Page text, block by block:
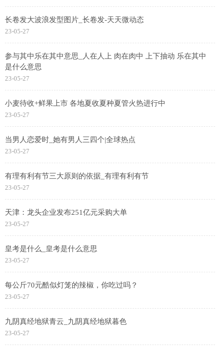
长卷发大波浪发型图片_长卷发-天天微动态
23-05-27
参与其中乐在其中意思_人在人上 肉在肉中 上下抽动 乐在其中
是什么意思
23-05-27
小麦待收+鲜果上市 各地夏收夏种夏管火热进行中
23-05-27
当男人恋爱时_她有男人三四个|全球热点
23-05-27
有理有利有节三大原则的依据_有理有利有节
23-05-27
天津：龙头企业发布251亿元采购大单
23-05-27
皇考是什么_皇考是什么意思
23-05-27
每公斤70元酷似灯笼的辣椒，你吃过吗？
23-05-27
九阴真经地狱青云_九阴真经地狱暮色
23-05-27